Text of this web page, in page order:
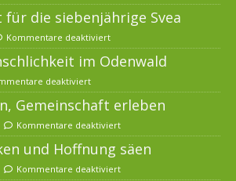
für die siebenjährige Svea
Kommentare deaktiviert
im Odenwald
deaktiviert
Gemeinschaft erleben
Kommentare deaktiviert
und Hoffnung säen
Kommentare deaktiviert